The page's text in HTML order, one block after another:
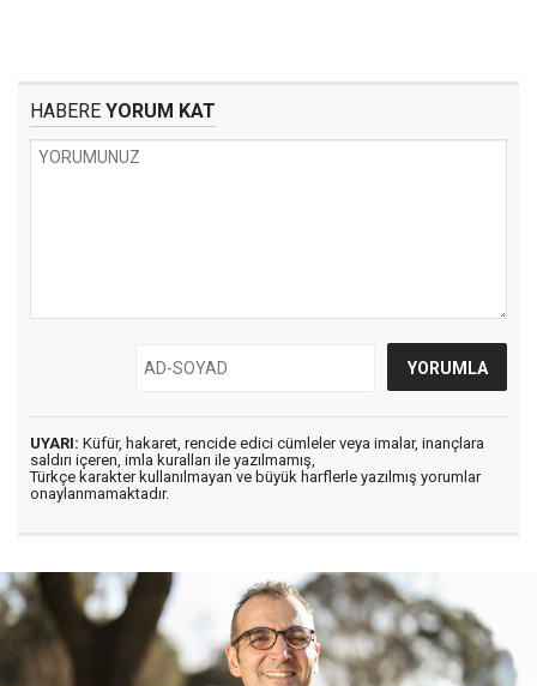
HABERE YORUM KAT
UYARI: Küfür, hakaret, rencide edici cümleler veya imalar, inançlara
saldırı içeren, imla kuralları ile yazılmamış,
Türkçe karakter kullanılmayan ve büyük harflerle yazılmış yorumlar
onaylanmamaktadır.